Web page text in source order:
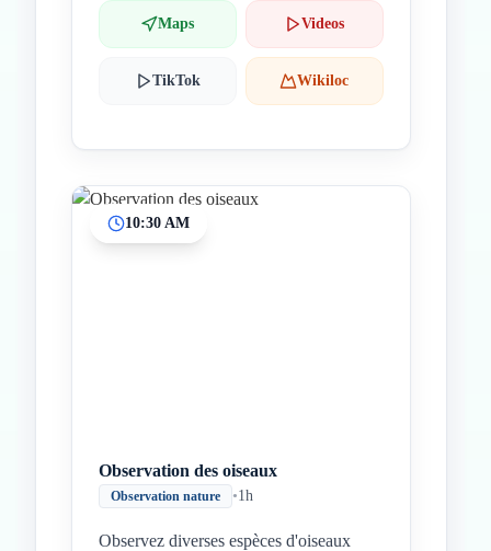
Maps Videos
TikTok Wikiloc
10:30 AM
Observation des oiseaux
Observation nature •1h
Observez diverses espèces d'oiseaux